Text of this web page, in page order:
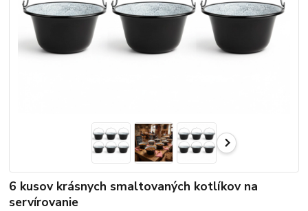
6 kusov krásnych smaltovaných kotlíkov na
servírovanie